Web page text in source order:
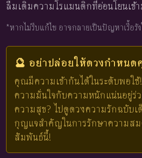
ลืมเติมความโรแมนติกที่อ่อนโยนเข้า
*หากไม่รีบแก้ไข อาจกลายเป็นปัญหาเรื้อรั
🔮 อย่าปล่อยให้ดวงกำหน
คุณมีความเข้ากันได้ในระดับพอใช้!
ความมั่นใจกับความหนักแน่นอยู่ร่
ความสุข? ไปดูดวงความรักฉบับ
กุญแจสำคัญในการรักษาความส
สัมพันธ์นี้!